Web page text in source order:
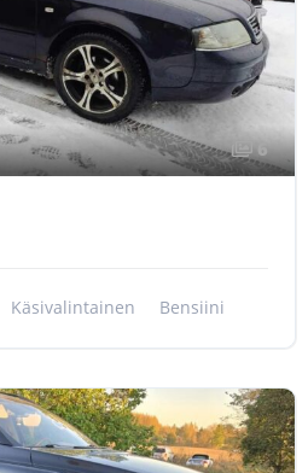
6
Käsivalintainen Bensiini